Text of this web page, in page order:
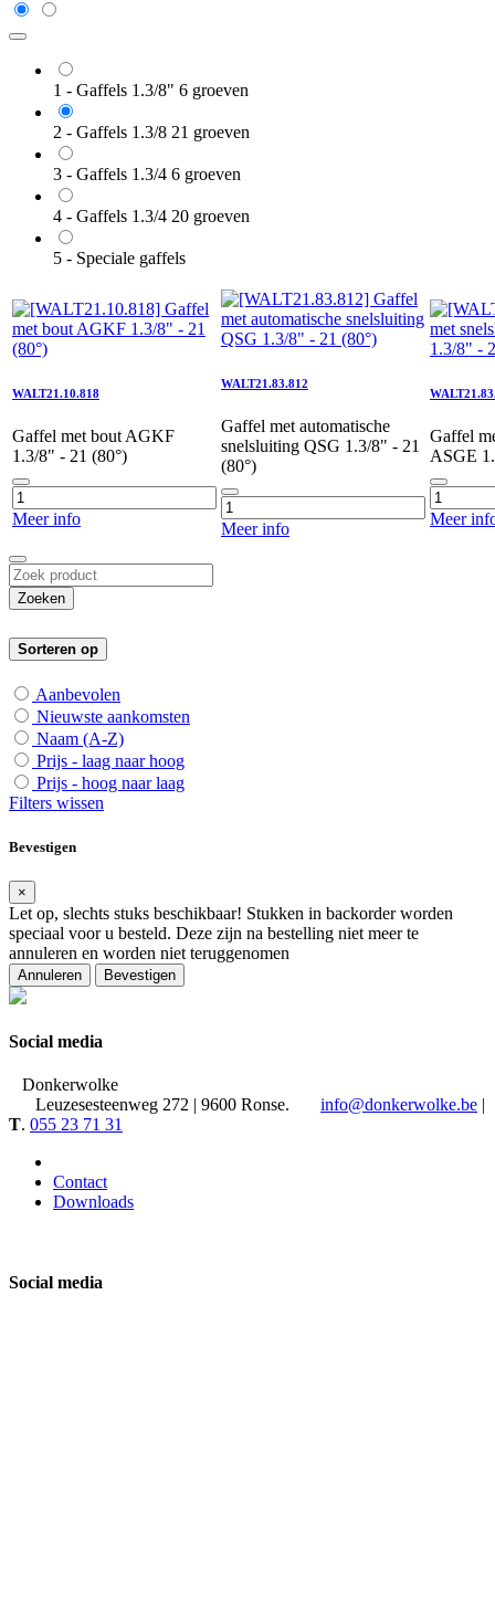
1 - Gaffels 1.3/8" 6 groeven
2 - Gaffels 1.3/8 21 groeven
3 - Gaffels 1.3/4 6 groeven
4 - Gaffels 1.3/4 20 groeven
5 - Speciale gaffels
WALT21.10.818
Gaffel met bout AGKF
1.3/8" - 21 (80°)
Meer info
WALT21.83.812
Gaffel met automatische
snelsluiting QSG 1.3/8" - 21
(80°)
Meer info
Gaffel
ASGE
Meer
Zoeken
Sorteren op
Aanbevolen
Nieuwste aankomsten
Naam (A-Z)
Prijs - laag naar hoog
Prijs - hoog naar laag
Filters wissen
Bevestigen
×
Let op, slechts stuks beschikbaar! Stukken in backorder worden
speciaal voor u besteld. Deze zijn na bestelling niet meer te
annuleren en worden niet teruggenomen
Annuleren Bevestigen
Social media
Donkerwolke
Leuzesesteenweg 272 | 9600 Ronse.
info@donkerwolke.be |
T. 055 23 71 31
Contact
Downloads
Social media